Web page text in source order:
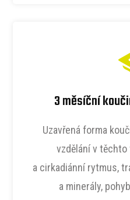
3 měsíční
Uzavřená forma
vzdělání v
a cirkadiánní rytmus,
a minerály,